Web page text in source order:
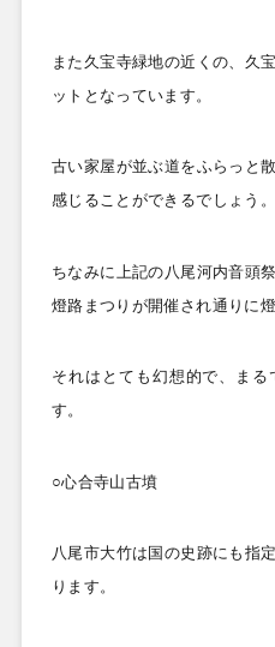
また久宝寺緑地の近くの、久
ットとなっています。
古い家屋が並ぶ道をふらっと
感じることができるでしょう。
ちなみに上記の八尾河内音頭
燈路まつりが開催され通りに
それはとても幻想的で、ま
す。
○心合寺山古墳
八尾市大竹は国の史跡にも指
ります。